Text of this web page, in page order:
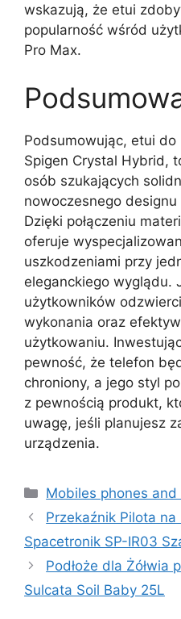
wskazują, że etui
popularność wśród
Pro Max.
Podsumowując, etui do
Spigen Crystal Hybrid,
osób szukających
nowoczesnego
Dzięki połączeniu
oferuje
uszkodzeniami przy
eleganckiego wyglądu.
użytkowników
wykonania oraz
użytkowaniu.
pewność, że telefon
chroniony, a jego styl
z pewnością produkt,
uwagę, jeśli planujesz
urządzenia.
Kategorie
Mobiles phones and
Przekaźnik Pilota
Spacetronik SP-IR03
Podłoże dla Żółwia
Sulcata Soil Baby 25L